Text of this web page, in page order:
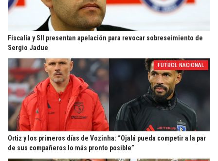
Fiscalía y SII presentan apelación para revocar sobreseimiento de
Sergio Jadue
FUTBOL NACIONAL
Ortiz y los primeros días de Vozinha: “Ojalá pueda competir a la par
de sus compañeros lo más pronto posible”